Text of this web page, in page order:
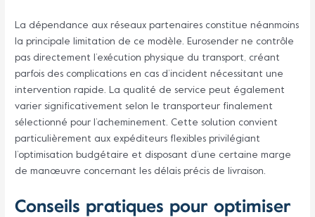
La dépendance aux réseaux partenaires constitue néanmoins
la principale limitation de ce modèle. Eurosender ne contrôle
pas directement l’exécution physique du transport, créant
parfois des complications en cas d’incident nécessitant une
intervention rapide. La qualité de service peut également
varier significativement selon le transporteur finalement
sélectionné pour l’acheminement. Cette solution convient
particulièrement aux expéditeurs flexibles privilégiant
l’optimisation budgétaire et disposant d’une certaine marge
de manœuvre concernant les délais précis de livraison.
Conseils pratiques pour optimiser